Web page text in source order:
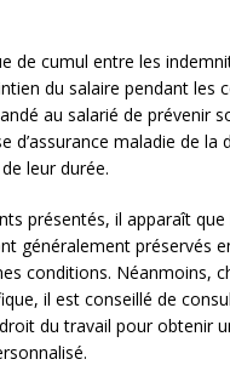
de cumul entre les
du salaire pendant les
au salarié de prévenir
d’assurance maladie de la
leur durée.
présentés, il apparaît
généralement préservés
conditions. Néanmoins,
il est conseillé de
du travail pour obtenir